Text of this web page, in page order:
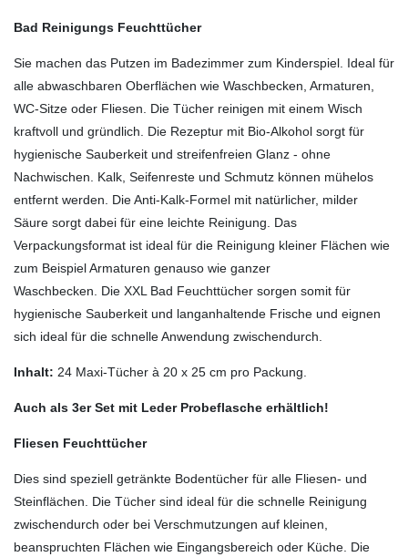
Bad Reinigungs Feuchttücher
Sie machen das Putzen im Badezimmer zum Kinderspiel. Ideal für
alle abwaschbaren Oberflächen wie Waschbecken, Armaturen,
WC-Sitze oder Fliesen. Die Tücher reinigen mit einem Wisch
kraftvoll und gründlich. Die Rezeptur mit Bio-Alkohol sorgt für
hygienische Sauberkeit und streifenfreien Glanz - ohne
Nachwischen. Kalk, Seifenreste und Schmutz können mühelos
entfernt werden. Die Anti-Kalk-Formel mit natürlicher, milder
Säure sorgt dabei für eine leichte Reinigung. Das
Verpackungsformat ist ideal für die Reinigung kleiner Flächen wie
zum Beispiel Armaturen genauso wie ganzer
Waschbecken. Die XXL Bad Feuchttücher sorgen somit für
hygienische Sauberkeit und langanhaltende Frische und eignen
sich ideal für die schnelle Anwendung zwischendurch.
Inhalt: 24 Maxi-Tücher à 20 x 25 cm pro Packung.
Auch als 3er Set mit Leder Probeflasche erhältlich!
Fliesen Feuchttücher
Dies sind speziell getränkte Bodentücher für alle Fliesen- und
Steinflächen. Die Tücher sind ideal für die schnelle Reinigung
zwischendurch oder bei Verschmutzungen auf kleinen,
beanspruchten Flächen wie Eingangsbereich oder Küche. Die